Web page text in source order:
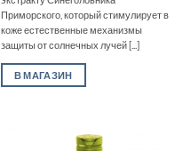
Приморского, который стимулирует в
коже естественные механизмы
защиты от солнечных лучей [...]
В МАГАЗИН